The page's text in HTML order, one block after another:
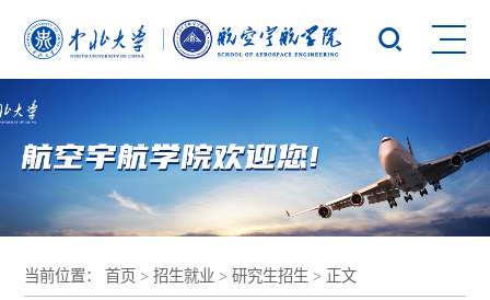
当前位置：首页 >招生就业 >研究生招生 > 正文